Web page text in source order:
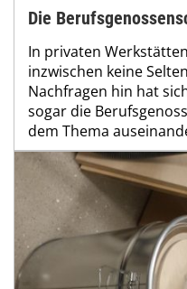
Die
In privaten
inzwischen keine
Nachfragen hin hat
sogar die
dem Thema